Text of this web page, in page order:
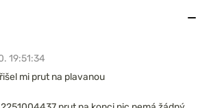
19:51:34
mi prut na plavanou